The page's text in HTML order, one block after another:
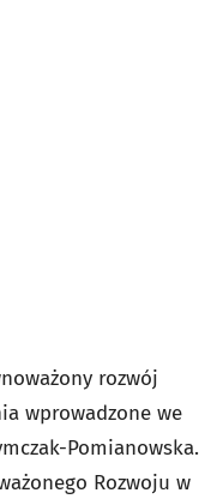
rozwój
wprowadzone we
Pomianowska.
Rozwoju w